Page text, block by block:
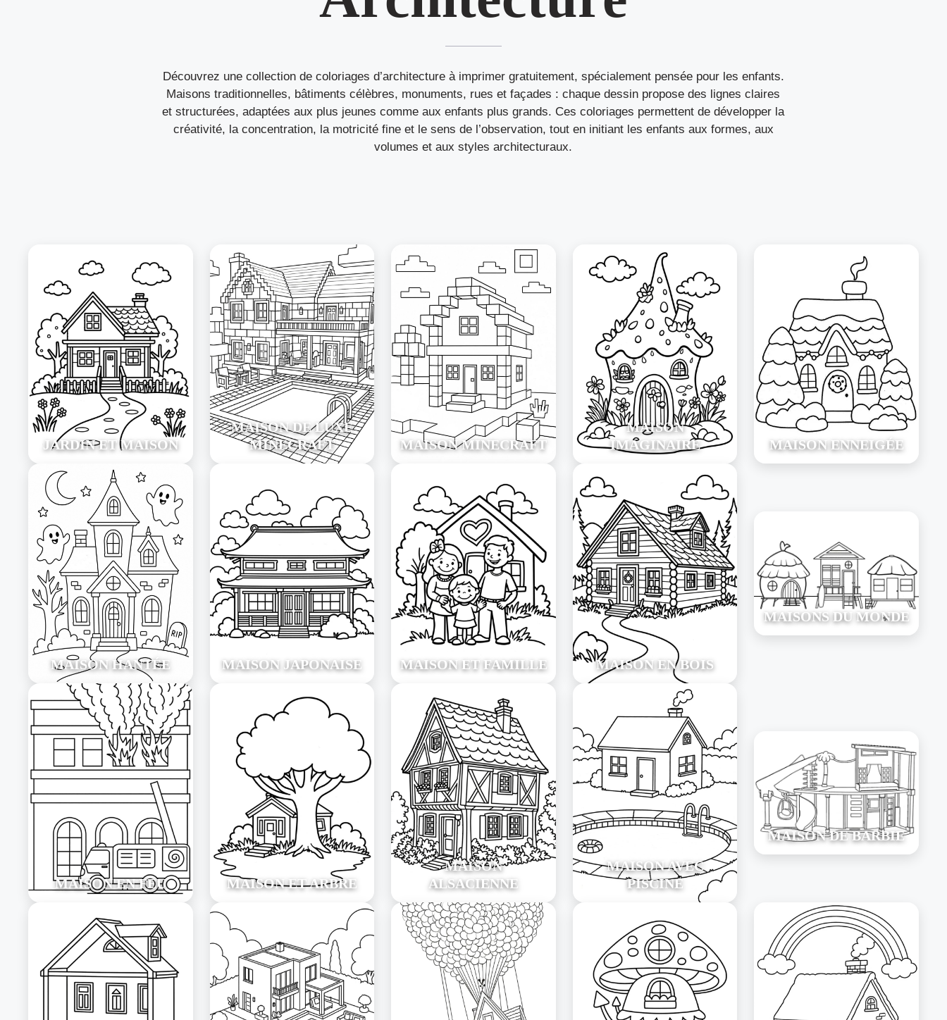
Découvrez une collection de coloriages d’architecture à imprimer gratuitement, spécialement pensée pour les enfants.
Maisons traditionnelles, bâtiments célèbres, monuments, rues et façades : chaque dessin propose des lignes claires
et structurées, adaptées aux plus jeunes comme aux enfants plus grands. Ces coloriages permettent de développer la
créativité, la concentration, la motricité fine et le sens de l’observation, tout en initiant les enfants aux formes, aux
volumes et aux styles architecturaux.
JARDIN ET MAISON
MAISON DE LUXE
MINECRAFT
MAISON MINECRAFT
MAISON
IMAGINAIRE
MAISON ENNEIGÉE
MAISON HANTÉE MAISON JAPONAISE MAISON ET FAMILLE MAISON EN BOIS
MAISONS DU MONDE
MAISON EN FEU MAISON ET ARBRE
MAISON
ALSACIENNE
MAISON AVEC
PISCINE
MAISON DE BARBIE